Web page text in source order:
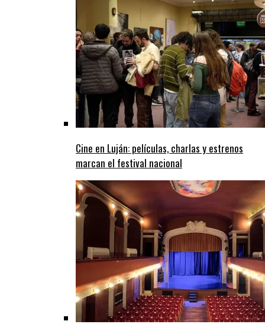
Cine en Luján: películas, charlas y estrenos
marcan el festival nacional